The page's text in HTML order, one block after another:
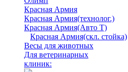
Красная Армия
Красная Армия(технолог.)
Красная Армия(Авто Т)
Красная Армия(скл. стойка)
Весы для животных
Для ветеринарных
клиник: